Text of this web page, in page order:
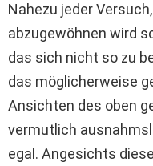
Nahezu jeder
abzugewöhnen wird
das sich nicht so zu
das möglicherweise
Ansichten des oben
vermutlich
egal. Angesichts